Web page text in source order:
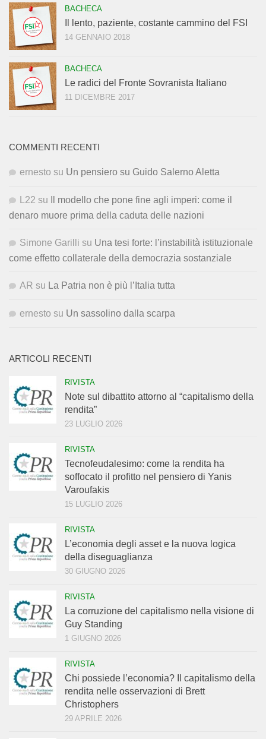
BACHECA
Il lento, paziente, costante cammino del FSI
14 GENNAIO 2018
BACHECA
Le radici del Fronte Sovranista Italiano
11 DICEMBRE 2017
COMMENTI RECENTI
ernesto su Un pensiero su Guido Salerno Aletta
L22 su
Il modello che pone fine agli imperi: come il
denaro muore prima della caduta delle nazioni
Simone Garilli su Una tesi forte: l’instabilità istituzionale
come effetto collaterale della democrazia sostanziale
AR su La Patria non è più l’Italia tutta
ernesto su Un sassolino dalla scarpa
ARTICOLI RECENTI
RIVISTA
Note sul dibattito attorno al “capitalismo della
rendita”
23 LUGLIO 2026
RIVISTA
Tecnofeudalesimo: come la rendita ha
soffocato il profitto nel pensiero di Yanis
Varoufakis
15 LUGLIO 2026
RIVISTA
L’economia degli asset e la nuova logica
della diseguaglianza
30 GIUGNO 2026
RIVISTA
La corruzione del capitalismo nella visione di
Guy Standing
1 GIUGNO 2026
RIVISTA
Chi possiede l’economia? Il capitalismo della
rendita nelle osservazioni di Brett
Christophers
29 APRILE 2026